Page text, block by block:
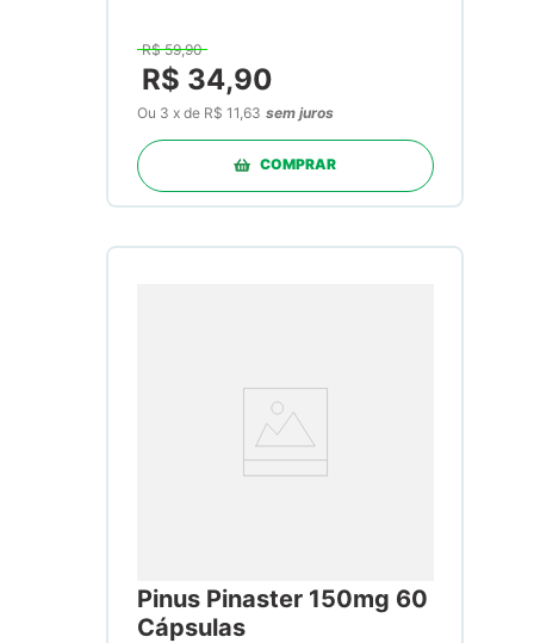
R$ 59,90
R$ 34,90
Ou 3 xde R$ 11,63 sem juros
COMPRAR
Pinus Pinaster 150mg 60
Cápsulas